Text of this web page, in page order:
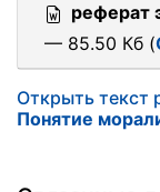
реферат
— 85.50 Кб (
Открыть текст
Понятие